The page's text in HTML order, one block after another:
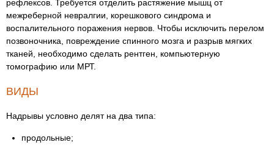
рефлексов. Требуется отделить растяжение мышц от
межреберной невралгии, корешкового синдрома и
воспалительного поражения нервов. Чтобы исключить перелом
позвоночника, повреждение спинного мозга и разрыв мягких
тканей, необходимо сделать рентген, компьютерную
томографию или МРТ.
ВИДЫ
Надрывы условно делят на два типа:
продольные;